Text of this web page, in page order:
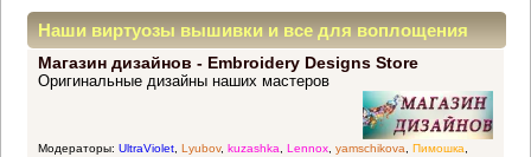
Наши виртуозы вышивки и все для воплощения
прекрасных идей
Магазин дизайнов - Embroidery Designs Store
Оригинальные дизайны наших мастеров
Модераторы: UltraViolet, Lyubov, kuzashka, Lennox, yamschikova, Пимошка,